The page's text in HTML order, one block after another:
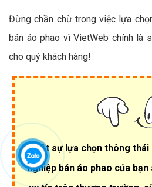
Đừng chần chừ trong việc lựa
bán áo phao vì VietWeb chính là
cho quý khách hàng!
Một sự lựa chọn thông thái
nghiệp bán áo phao của